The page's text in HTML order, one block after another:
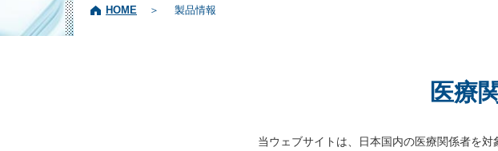
HOME 製品情報
医療
当ウェブサイトは、日本国内の医療関係者を